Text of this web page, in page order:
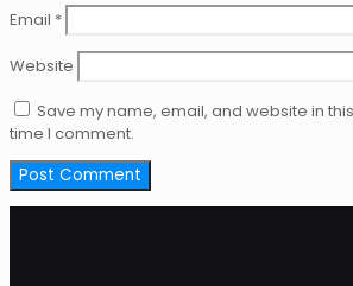
Email *
Website
Save my name, email, and website in
time I comment.